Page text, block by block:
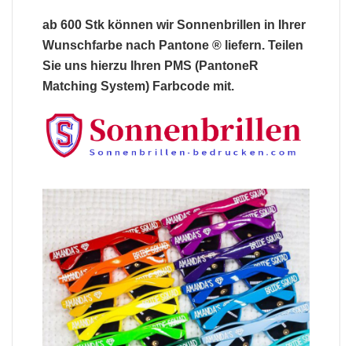
ab 600 Stk können wirSonnenbrillen in Ihrer
Wunschfarbe nach Pantone ® liefern. Teilen
Sie uns hierzu Ihren PMS (PantoneR
Matching System) Farbcode mit.